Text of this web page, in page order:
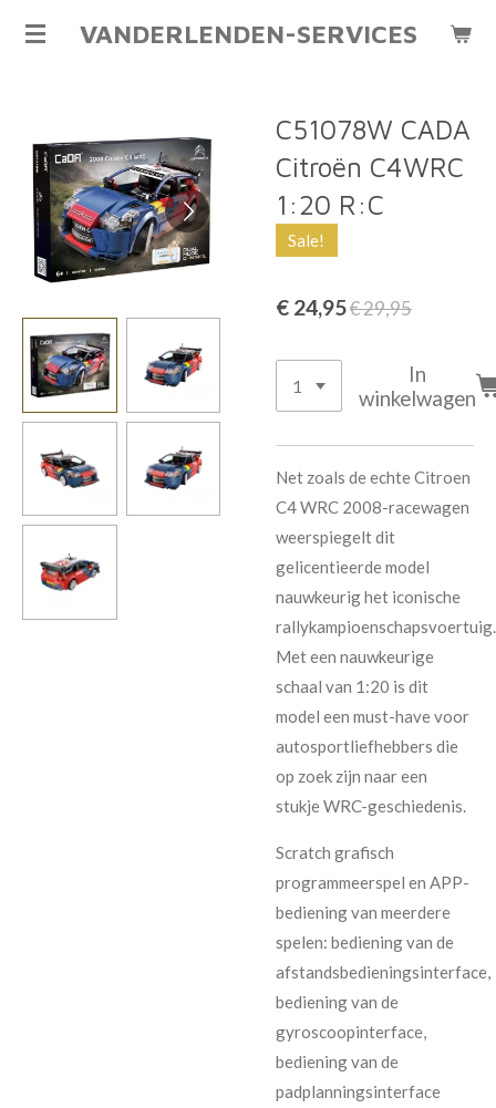
Ga
hoofdinhoud
VANDERLENDEN-SERVICES
C51078W CADA
Citroën C4WRC
1:20 R:C
Sale!
€ 24,95€ 29,95
In
winkelwagen
Net zoals de echte Citroen
C4 WRC 2008-racewagen
weerspiegelt dit
gelicentieerde model
nauwkeurig het iconische
rallykampioenschapsvoertuig.
Met een nauwkeurige
schaal van 1:20 is dit
model een must-have voor
autosportliefhebbers die
op zoek zijn naar een
stukje WRC-geschiedenis.
Scratch grafisch
programmeerspel en APP-
bediening van meerdere
spelen: bediening van de
afstandsbedieningsinterface,
bediening van de
gyroscoopinterface,
bediening van de
padplanningsinterface